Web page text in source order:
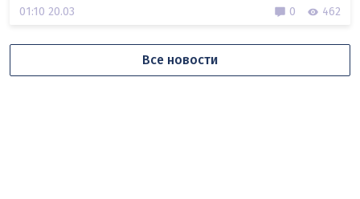
01:10 20.03 0 462
Все новости